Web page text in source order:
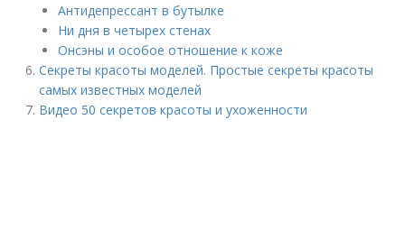
Антидепрессант в бутылке
Ни дня в четырех стенах
Онсэны и особое отношение к коже
Секреты красоты моделей. Простые секреты красоты
самых известных моделей
Видео 50 секретов красоты и ухоженности